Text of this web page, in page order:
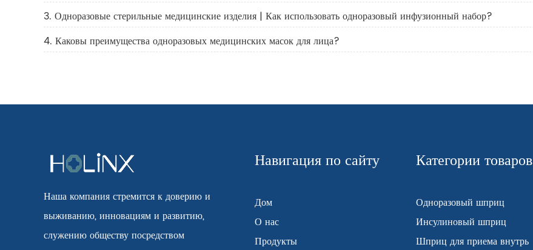
3. Одноразовые стерильные медицинские изделия | Как использовать одноразовый инфузионный набор?
4. Каковы преимущества одноразовых медицинских масок для лица?
Наша компания стремится к доверию и
выживанию, инновациям и развитию,
служению обществу посредством
Навигация по сайту
Дом
О нас
Продукты
Категории товаров
Одноразовый шприц
Инсулиновый шприц
Шприц для приема внутрь